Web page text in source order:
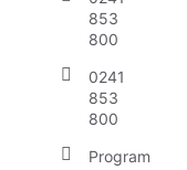
853
800
0241
853
800
Program